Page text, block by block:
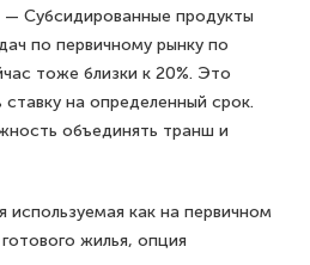
— Субсидированные продукты
по первичному рынку по
тоже близки к 20%. Это
на определенный срок.
объединять транш и
используемая как на первичном
жилья, опция